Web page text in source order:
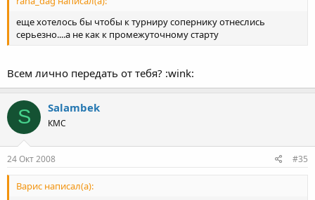
еще хотелось бы чтобы к турниру сопернику отнеслись
серьезно....а не как к промежуточному старту
Всем лично передать от тебя? :wink:
S Salambek
КМС
24 Окт 2008 #35
Варис написал(а):